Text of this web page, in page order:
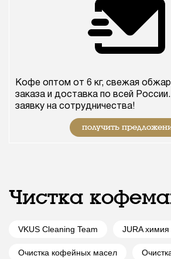
Чистка
VKUS Cleaning Team JURA химия
Очистка кофейных масел
Кофе оптом от 6 кг, свежая
заказа и доставка по всей
заявку на сотрудничества!
получить